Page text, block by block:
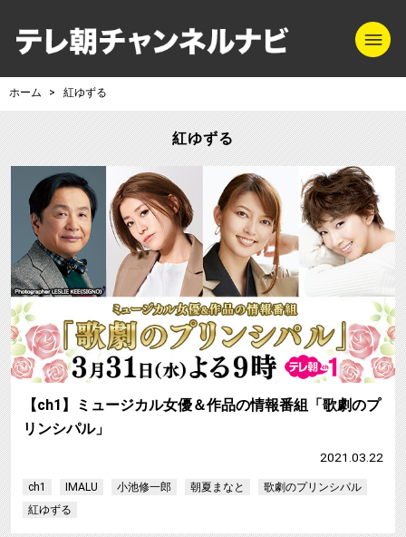
テレ朝チャンネ
ホーム 紅ゆずる
紅ゆずる
【ch1】ミュージカル女優＆作品の情報番組「歌劇のプ
リンシパル」
2021.03.22
ch1 IMALU 小池修一郎 朝夏まなと
歌劇のプリンシパル
紅ゆずる